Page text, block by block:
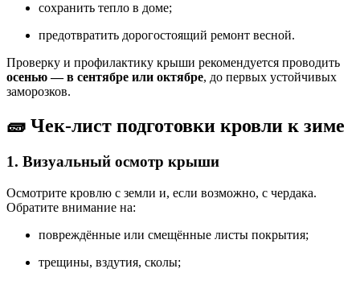
сохранить тепло в доме;
предотвратить дорогостоящий ремонт весной.
Проверку и профилактику крыши рекомендуется проводить
осенью — в сентябре или октябре, до первых устойчивых
заморозков.
🧱 Чек-лист подготовки кровли к зиме
1. Визуальный осмотр крыши
Осмотрите кровлю с земли и, если возможно, с чердака.
Обратите внимание на:
повреждённые или смещённые листы покрытия;
трещины, вздутия, сколы;